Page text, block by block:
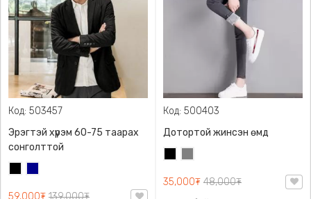
Код: 503457
Эрэгтэй хүрэм 60-75 таарах
сонголттой
59,000₮ 139,000₮
Код: 500403
Дотортой жинсэн өмд
35,000₮ 48,000₮